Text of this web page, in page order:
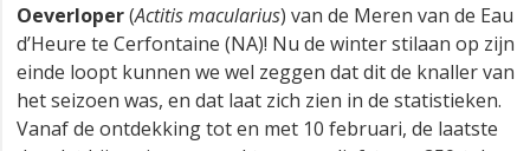
Oeverloper(Actitis macularius) van de Meren van de Eau
d’Heure te Cerfontaine (NA)! Nu de winter stilaan op zijn
einde loopt kunnen we wel zeggen dat dit de knaller van
het seizoen was, en dat laat zich zien in de statistieken.
Vanaf de ontdekking tot en met 10 februari, de laatste